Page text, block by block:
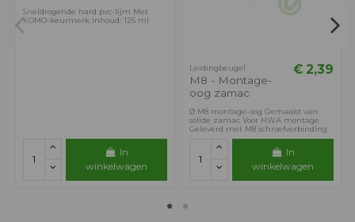
Sneldrogende hard pvc-lijm Met
KOMO-keurmerk Inhoud: 125 ml
In
winkelwagen
Leidingbeugel
M8 - Montage-
oog zamac
€ 2,39
Ø M8 montage-oog Gemaakt van
solide zamac Voor HWA montage
Geleverd met M8 schroefverbinding
In
winkelwagen